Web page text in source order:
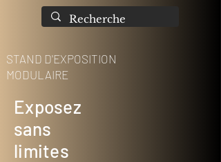
STAND D'EXPOSITION
MODULAIRE
Exposez
sans
limites